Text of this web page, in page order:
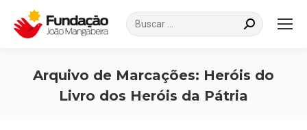
Search:
Arquivo de Marcações: Heróis do
Livro dos Heróis da Pátria